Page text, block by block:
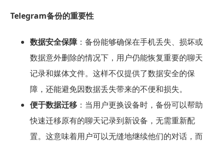
Telegram备份的重要性
数据安全保障：备份能够确保在手机丢失、损坏或
数据意外删除的情况下，用户仍能恢复重要的聊天
记录和媒体文件。这样不仅提供了数据安全的保
障，还能避免因数据丢失带来的不便和损失。
便于数据迁移：当用户更换设备时，备份可以帮助
快速迁移原有的聊天记录到新设备，无需重新配
置。这意味着用户可以无缝地继续他们的对话，而